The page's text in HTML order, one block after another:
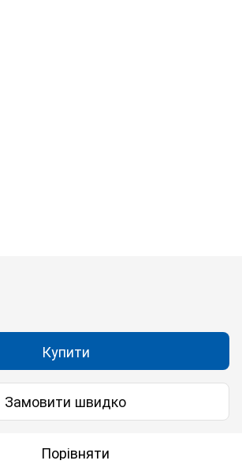
Купити
Замовити швидко
Порівняти